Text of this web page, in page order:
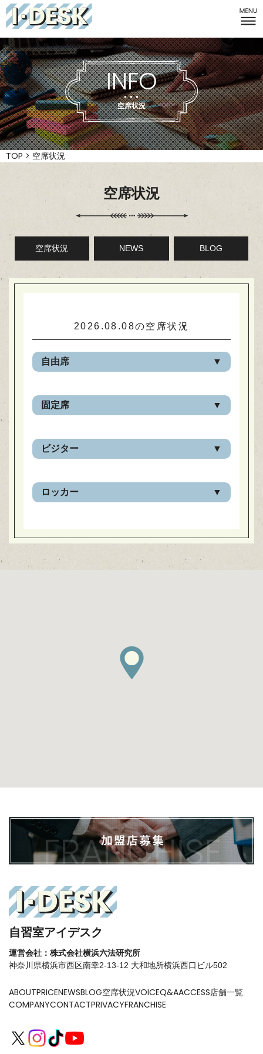
INFO
空席状況
TOP > 空席状況
空席状況
2026.08.08の空席状況
自由席
90cm×60cm
固定席
90㎝×60㎝
24時間365日 満席
ビジター
6時～24時 お問い合わせください
ロッカー
空室あります
空席状況 NEWS BLOG
自習室アイデスク
運営会社：株式会社横浜六法研究所
神奈川県横浜市西区南幸2-13-12 大和地所横浜西口ビル502
ABOUTPRICENEWSBLOG空席状況VOICEQ&AACCESS店舗一覧
COMPANYCONTACTPRIVACYFRANCHISE